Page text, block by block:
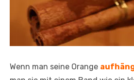
Wenn man seine Orange